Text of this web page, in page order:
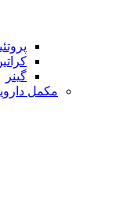
گینر
مکمل